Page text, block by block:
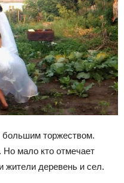
большим торжеством.
Но мало кто отмечает
жители деревень и сел.